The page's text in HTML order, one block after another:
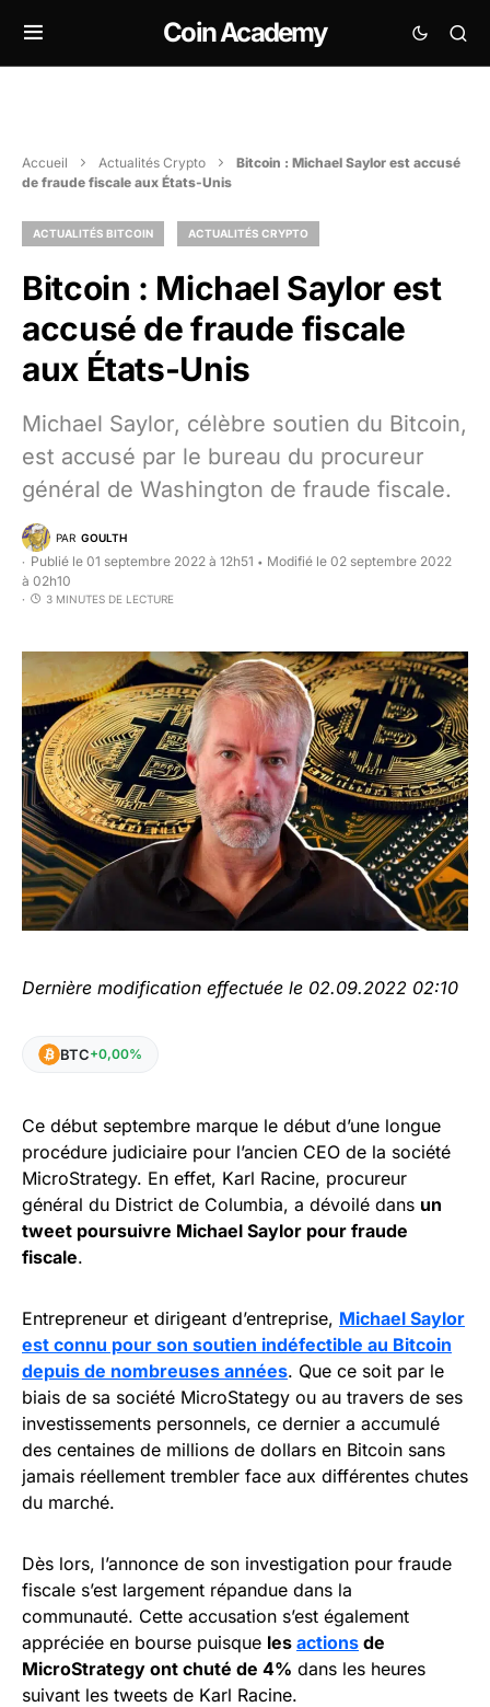
Coin Academy
Accueil Actualités Crypto
Bitcoin : Michael Saylor est accusé
de fraude fiscale aux États-Unis
ACTUALITÉS BITCOIN ACTUALITÉS CRYPTO
Bitcoin : Michael Saylor est
accusé de fraude fiscale
aux États-Unis
Michael Saylor, célèbre soutien du Bitcoin,
est accusé par le bureau du procureur
général de Washington de fraude fiscale.
PAR GOULTH
Publié le 01 septembre 2022 à 12h51 • Modifié le 02 septembre 2022
à 02h10
3 MINUTES DE LECTURE
Dernière modification effectuée le 02.09.2022 02:10
BTC+0,00%
Ce début septembre marque le début d’une longue
procédure judiciaire pour l’ancien CEO de la société
MicroStrategy. En effet, Karl Racine, procureur
général du District de Columbia, a dévoilé dans un
tweet poursuivre Michael Saylor pour fraude
fiscale.
Entrepreneur et dirigeant d’entreprise, Michael Saylor
est connu pour son soutien indéfectible au Bitcoin
depuis de nombreuses années. Que ce soit par le
biais de sa société MicroStategy ou au travers de ses
investissements personnels, ce dernier a accumulé
des centaines de millions de dollars en Bitcoin sans
jamais réellement trembler face aux différentes chutes
du marché.
Dès lors, l’annonce de son investigation pour fraude
fiscale s’est largement répandue dans la
communauté. Cette accusation s’est également
appréciée en bourse puisque les actions de
MicroStrategy ont chuté de 4% dans les heures
suivant les tweets de Karl Racine.